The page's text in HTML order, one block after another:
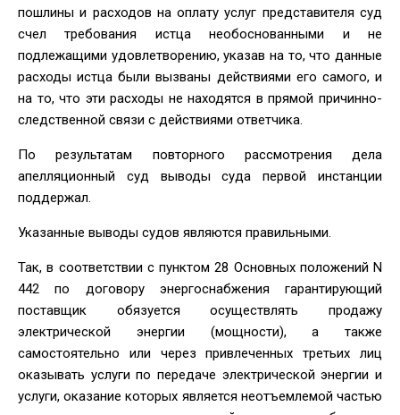
пошлины и расходов на оплату услуг представителя суд
счел требования истца необоснованными и не
подлежащими удовлетворению, указав на то, что данные
расходы истца были вызваны действиями его самого, и
на то, что эти расходы не находятся в прямой причинно-
следственной связи с действиями ответчика.
По результатам повторного рассмотрения дела
апелляционный суд выводы суда первой инстанции
поддержал.
Указанные выводы судов являются правильными.
Так, в соответствии с пунктом 28 Основных положений N
442 по договору энергоснабжения гарантирующий
поставщик обязуется осуществлять продажу
электрической энергии (мощности), а также
самостоятельно или через привлеченных третьих лиц
оказывать услуги по передаче электрической энергии и
услуги, оказание которых является неотъемлемой частью